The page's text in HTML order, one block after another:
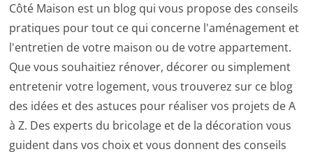
Côté Maison est un blog qui vous propose des conseils
pratiques pour tout ce qui concerne l'aménagement et
l'entretien de votre maison ou de votre appartement.
Que vous souhaitiez rénover, décorer ou simplement
entretenir votre logement, vous trouverez sur ce blog
des idées et des astuces pour réaliser vos projets de A
à Z. Des experts du bricolage et de la décoration vous
guident dans vos choix et vous donnent des conseils